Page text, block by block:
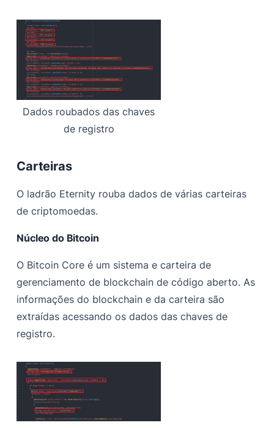
Dados roubados das chaves
de registro
Carteiras
O ladrão Eternity rouba dados de várias carteiras
de criptomoedas.
Núcleo do Bitcoin
O Bitcoin Core é um sistema e carteira de
gerenciamento de blockchain de código aberto. As
informações do blockchain e da carteira são
extraídas acessando os dados das chaves de
registro.